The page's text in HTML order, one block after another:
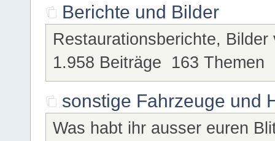
Berichte und Bilder
Restaurationsberichte,
1.958 Beiträge 163 Themen
sonstige Fahrzeuge und
Was habt ihr ausser euren